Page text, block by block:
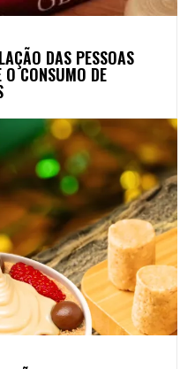
DAS PESSOAS
O CONSUMO DE